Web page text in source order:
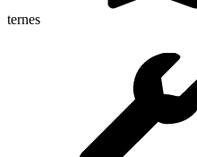
ternes